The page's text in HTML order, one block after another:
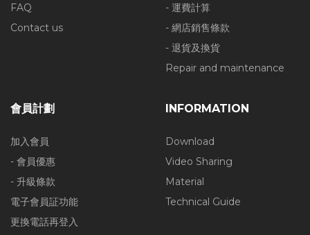
FAQ
Contact us
- 運費計算
- 網店銷售條款
- 退貨及換貨
Repair and maintenance
會員計劃
加入會員
- 會員優惠
- 升級條款
電子會員証功能
更換電話再登入
INFORMATION
Download
Video Sharing
Material
Technical Guide